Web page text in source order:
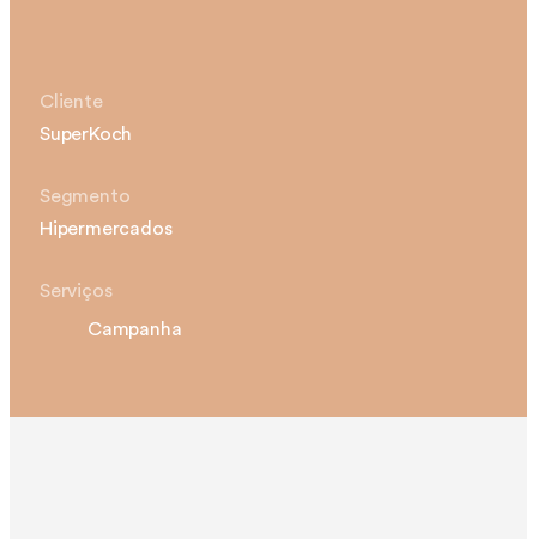
Cliente
SuperKoch
Segmento
Hipermercados
Serviços
Campanha